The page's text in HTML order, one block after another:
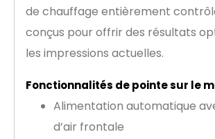
de chauffage entièrement
conçus pour offrir des résultats
les impressions actuelles.
Fonctionnalités de pointe sur le
Alimentation automatique
d’air frontale